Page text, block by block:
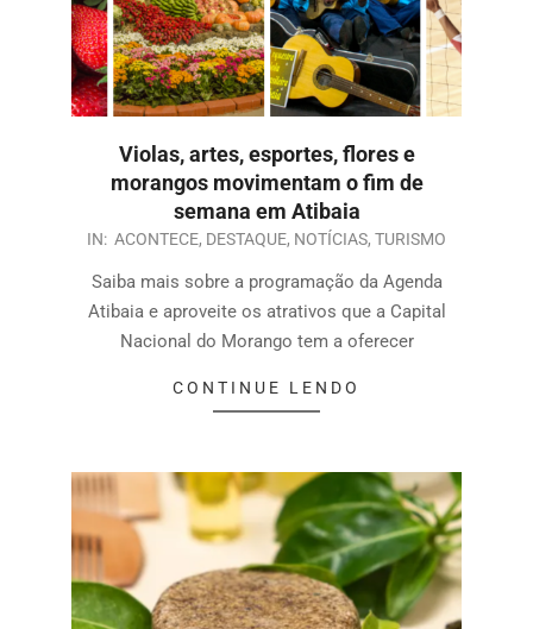
Violas, artes, esportes, flores e
morangos movimentam o fim de
semana em Atibaia
IN: ACONTECE, DESTAQUE, NOTÍCIAS, TURISMO
Saiba mais sobre a programação da Agenda
Atibaia e aproveite os atrativos que a Capital
Nacional do Morango tem a oferecer
CONTINUE LENDO